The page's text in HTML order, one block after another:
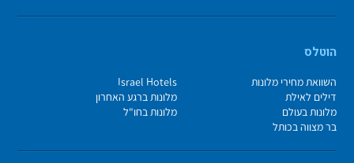
הוטלס
השוואת מחירי מלונות
Israel Hotels
דילים לאילת
מלונות ברגע האחרון
מלונות בעולם
מלונות בחו"ל
בר מצווה בכותל